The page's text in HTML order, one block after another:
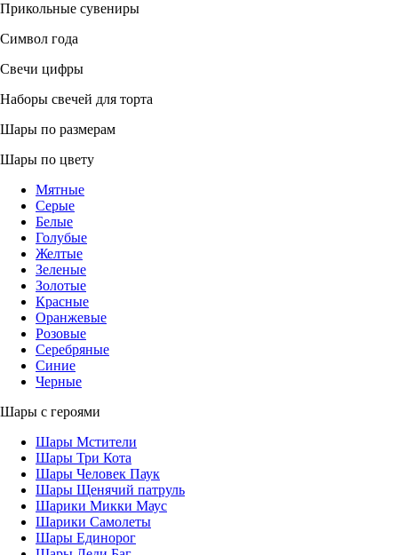
Прикольные сувениры
Символ года
Свечи цифры
Наборы свечей для торта
Шары по размерам
Шары по цвету
Мятные
Серые
Белые
Голубые
Желтые
Зеленые
Золотые
Красные
Оранжевые
Розовые
Серебряные
Синие
Черные
Шары с героями
Шары Мстители
Шары Три Кота
Шары Человек Паук
Шары Щенячий патруль
Шарики Микки Маус
Шарики Самолеты
Шары Единорог